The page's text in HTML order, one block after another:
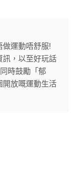
運動唔舒服!
訊，以至好玩話
時鼓勵「郁
開放嘅運動生活